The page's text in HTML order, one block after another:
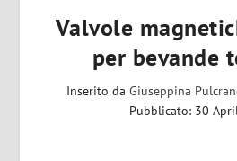
Valvole
per bevande
Inserito da Giuseppina
Pubblicato: 30